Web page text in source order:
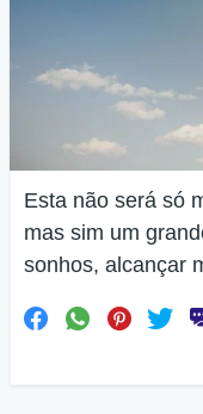
Esta não será só
mas sim um
sonhos, alcançar